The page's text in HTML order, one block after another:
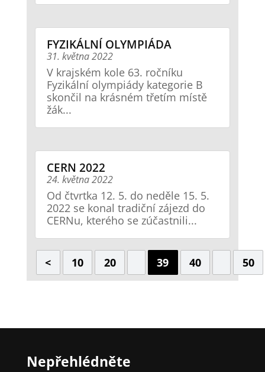
FYZIKÁLNÍ OLYMPIÁDA
31. května 2022
V krajském kole 63. ročníku
Fyzikální olympiády kategorie B
skončil na krásném třetím místě
žák...
CERN 2022
24. května 2022
Od čtvrtka 12. 5. do neděle 15. 5.
2022 se konal tradiční zájezd do
CERNu, kterého se zúčastnili...
< 10 20 39 40 50
Nepřehlédněte